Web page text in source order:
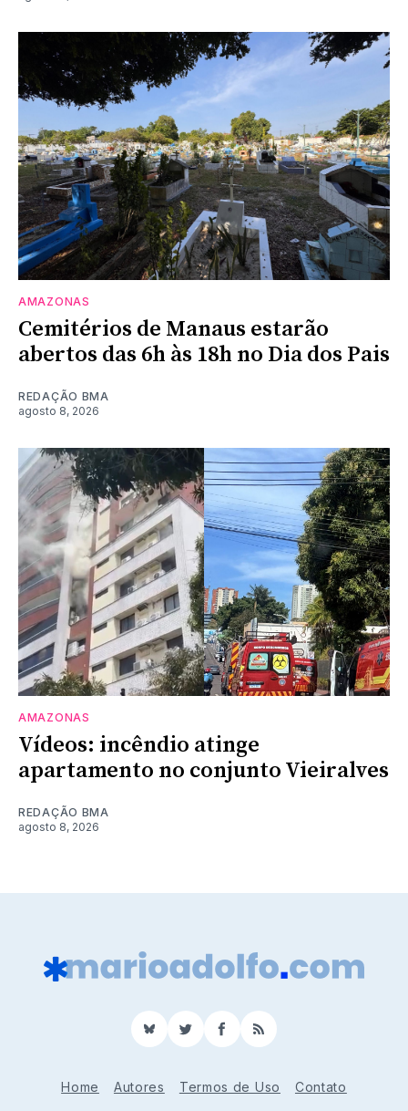
AMAZONAS
Cemitérios de Manaus estarão
abertos das 6h às 18h no Dia dos Pais
REDAÇÃO BMA
agosto 8, 2026
AMAZONAS
Vídeos: incêndio atinge
apartamento no conjunto Vieiralves
REDAÇÃO BMA
agosto 8, 2026
BlueSkyTwitterFacebook
RSS
Home Autores Termos de Uso Contato